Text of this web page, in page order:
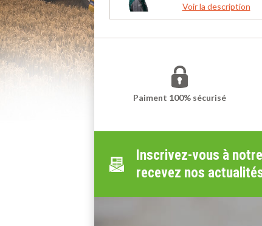
Voir la description
Paiment 100% sécurisé
Inscrivez-vous à
recevez nos